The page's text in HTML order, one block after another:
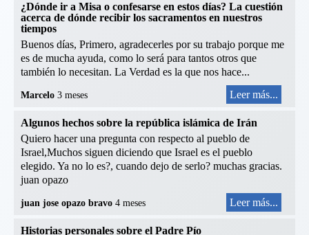
¿Dónde ir a Misa o confesarse en estos días? La cuestión
acerca de dónde recibir los sacramentos en nuestros
tiempos
Buenos días, Primero, agradecerles por su trabajo porque me
es de mucha ayuda, como lo será para tantos otros que
también lo necesitan. La Verdad es la que nos hace...
Marcelo 3 meses Leer más...
Algunos hechos sobre la república islámica de Irán
Quiero hacer una pregunta con respecto al pueblo de
Israel,Muchos siguen diciendo que Israel es el pueblo
elegido. Ya no lo es?, cuando dejo de serlo? muchas gracias.
juan opazo
juan jose opazo bravo 4 meses Leer más...
Historias personales sobre el Padre Pío